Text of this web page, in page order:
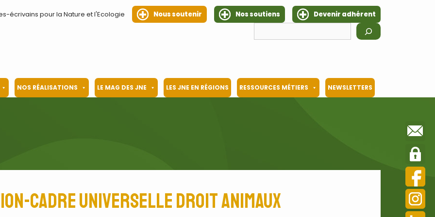
écrivains pour la Nature et l'Ecologie Nous soutenir Nos soutiens
Devenir adhérent
NOS RÉALISATIONS LE MAG DES JNE LES JNE EN RÉGIONS RESSOURCES MÉTIERS NEWSLETTERS
cadre universelle droit animaux